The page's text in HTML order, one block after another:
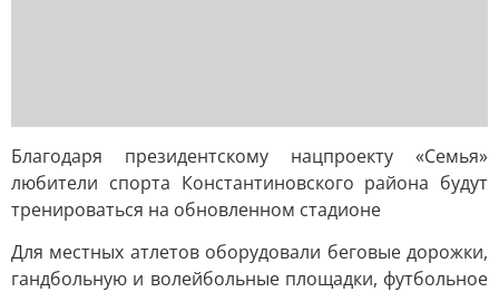
Благодаря президентскому нацпроекту «Семья»
любители спорта Константиновского района будут
тренироваться на обновленном стадионе
Для местных атлетов оборудовали беговые дорожки,
гандбольную и волейбольные площадки, футбольное